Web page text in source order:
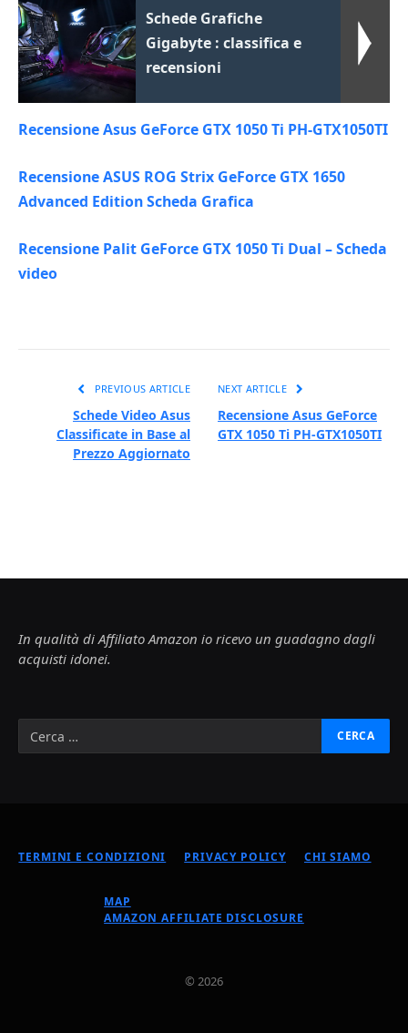
Schede Grafiche
Gigabyte : classifica e
recensioni
Recensione Asus GeForce GTX 1050 Ti PH-GTX1050TI
Recensione ASUS ROG Strix GeForce GTX 1650
Advanced Edition Scheda Grafica
Recensione Palit GeForce GTX 1050 Ti Dual – Scheda
video
PREVIOUS ARTICLE
Schede Video Asus
Classificate in Base al
Prezzo Aggiornato
NEXT ARTICLE
Recensione Asus GeForce
GTX 1050 Ti PH-GTX1050TI
In qualità di Affiliato Amazon io ricevo un guadagno dagli
acquisti idonei.
TERMINI E CONDIZIONI PRIVACY POLICY CHI SIAMO
MAP
AMAZON AFFILIATE DISCLOSURE
© 2026